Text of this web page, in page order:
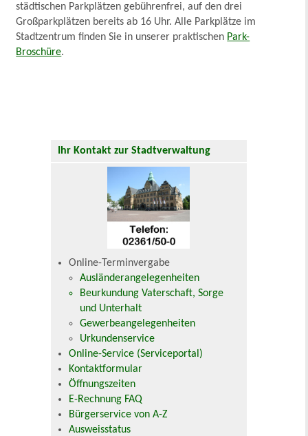
städtischen Parkplätzen gebührenfrei, auf den drei
Großparkplätzen bereits ab 16 Uhr. Alle Parkplätze im
Stadtzentrum finden Sie in unserer praktischen Park-
Broschüre.
Ihr Kontakt zur Stadtverwaltung
Online-Terminvergabe
Ausländerangelegenheiten
Beurkundung Vaterschaft, Sorge
und Unterhalt
Gewerbeangelegenheiten
Urkundenservice
Online-Service (Serviceportal)
Kontaktformular
Öffnungszeiten
E-Rechnung FAQ
Bürgerservice von A-Z
Ausweisstatus